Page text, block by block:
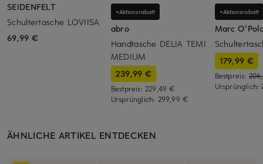
SEIDENFELT
Schultertasche LOVIISA
69,99 €
+Aktionsrabatt
abro
Handtasche DELIA TEMI
MEDIUM
239,99 €
Bestpreis: 229,49 €
Ursprünglich: 299,99 €
+Aktionsrabatt
Marc
179,99 €
Bestpreis:
Ursprünglich:
ÄHNLICHE ARTIKEL ENTDECKEN